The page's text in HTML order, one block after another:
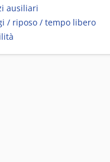
ausiliari
/ riposo / tempo libero